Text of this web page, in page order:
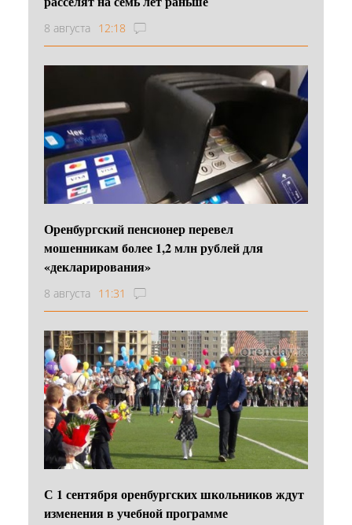
8 августа 12:18
Оренбургский пенсионер перевел
мошенникам более 1,2 млн рублей для
«декларирования»
8 августа 11:31
С 1 сентября оренбургских школьников ждут
изменения в учебной программе